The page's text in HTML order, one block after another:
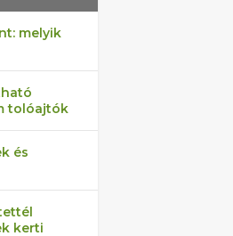
melyik
tolóajtók
és
kerti